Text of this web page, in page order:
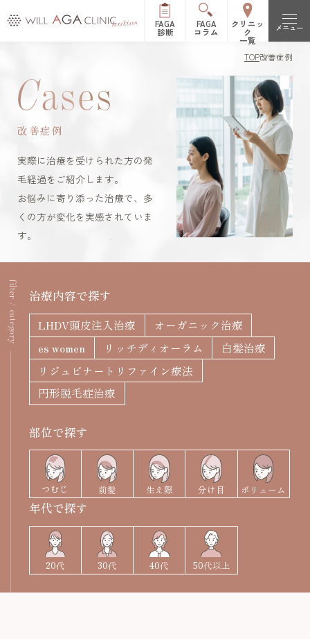
FAGA
診断
FAGA
コラム
クリニッ
ク
一覧
メニュー
FAGAとは（女性型脱毛症）
FPHLとは（女性の薄毛）
治療メニュー
オーガニック治療
es women リッチディオーラム
白髪治療
リジュビナートリファ
イン療法
円形脱毛症治療 オルミエント治療薬®
ステロイド局所注射
料金表
新宿院 池袋院
表参道院
立川院 町田院
横浜院 大宮院
千葉院
仙台院
名古屋院 大阪梅田院
神戸三宮院
年代別お悩みガイド
FAGAコラム
FAGAセルフチェック診断
治療の流れ
ドクター紹介
TOP改善症例
Cases
改善症例
実際に治療を受けられた方の発
毛経過をご紹介します。
お悩みに寄り添った治療で、多
くの方が変化を実感されていま
す。
filter / category 治療内容で探す
LHDV頭皮注入治療
オーガニック治療
es women
リッチディオーラム
白髪治療
リジュビナートリファイン療法
円形脱毛症治療
部位で探す
つむじ 前髪 生え際 分け目 ボリューム
年代で探す
20代 30代 40代 50代以上